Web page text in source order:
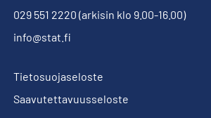
029 551 2220 (arkisin klo 9.00-16.00)
info@stat.fi
Tietosuojaseloste
Saavutettavuusseloste